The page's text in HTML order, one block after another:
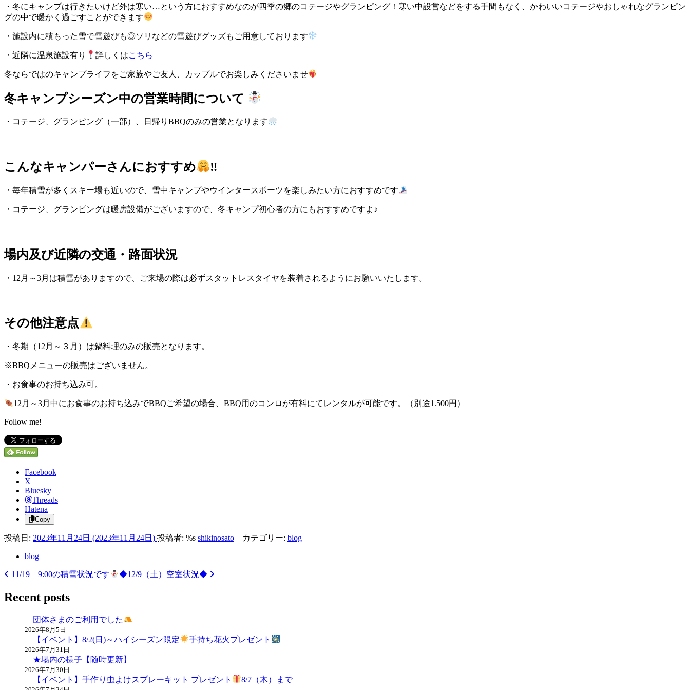
・冬にキャンプは行きたいけど外は寒い…という方におすすめなのが四季の郷のコテージやグランピング！寒い中設営などをする手間もなく、かわいいコテージやおしゃれなグランピン
グの中で暖かく過ごすことができます
・施設内に積もった雪で雪遊びも◎ソリなどの雪遊びグッズもご用意しております
・近隣に温泉施設有り 詳しくはこちら
冬ならではのキャンプライフをご家族やご友人、カップルでお楽しみくださいませ
冬キャンプシーズン中の営業時間について
・コテージ、グランピング（一部）、日帰りBBQのみの営業となります
こんなキャンパーさんにおすすめ ‼
・毎年積雪が多くスキー場も近いので、雪中キャンプやウインタースポーツを楽しみたい方におすすめです
・コテージ、グランピングは暖房設備がございますので、冬キャンプ初心者の方にもおすすめですよ♪
場内及び近隣の交通・路面状況
・12月～3月は積雪がありますので、ご来場の際は必ずスタットレスタイヤを装着されるようにお願いいたします。
その他注意点
・冬期（12月～３月）は鍋料理のみの販売となります。
※BBQメニューの販売はございません。
・お食事のお持ち込み可。
12月～3月中にお食事のお持ち込みでBBQご希望の場合、BBQ用のコンロが有料にてレンタルが可能です。（別途1.500円）
Follow me!
Facebook
X
Bluesky
Threads
Hatena
Copy
投稿日: 2023年11月24日 (2023年11月24日) 投稿者: %s shikinosato カテゴリー: blog
blog
投
稿
11/19 9:00の積雪状況です ◆12/9（土）空室状況◆
Recent posts
団体さまのご利用でした
2026年8月5日
【イベント】8/2(日)～ハイシーズン限定 手持ち花火プレゼント
2026年7月31日
★場内の様子【随時更新】
2026年7月30日
【イベント】手作り虫よけスプレーキット プレゼント 8/7（木）まで